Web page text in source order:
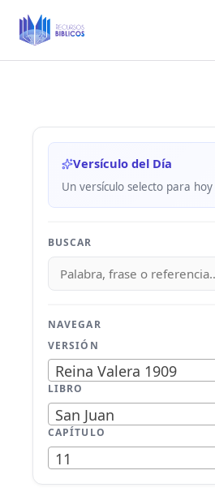
Versículo del Día
Un versículo selecto para hoy
BUSCAR
NAVEGAR
VERSIÓN
Reina Valera 1909
LIBRO
San Juan
CAPÍTULO
11